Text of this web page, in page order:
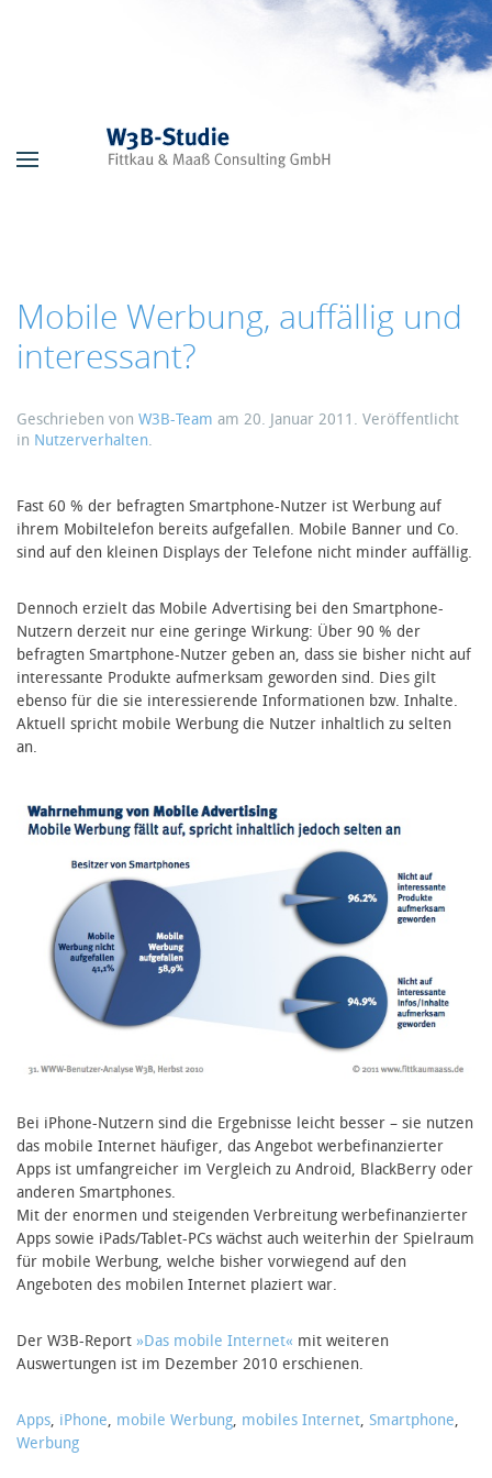
Mobile Werbung, auffällig und
interessant?
Geschrieben von W3B-Team am 20. Januar 2011 . Veröffentlicht
in Nutzerverhalten.
Fast 60 % der befragten Smartphone-Nutzer ist Werbung auf
ihrem Mobiltelefon bereits aufgefallen. Mobile Banner und Co.
sind auf den kleinen Displays der Telefone nicht minder auffällig.
Dennoch erzielt das Mobile Advertising bei den Smartphone-
Nutzern derzeit nur eine geringe Wirkung: Über 90 % der
befragten Smartphone-Nutzer geben an, dass sie bisher nicht auf
interessante Produkte aufmerksam geworden sind. Dies gilt
ebenso für die sie interessierende Informationen bzw. Inhalte.
Aktuell spricht mobile Werbung die Nutzer inhaltlich zu selten
an.
Bei iPhone-Nutzern sind die Ergebnisse leicht besser – sie nutzen
das mobile Internet häufiger, das Angebot werbefinanzierter
Apps ist umfangreicher im Vergleich zu Android, BlackBerry oder
anderen Smartphones.
Mit der enormen und steigenden Verbreitung werbefinanzierter
Apps sowie iPads/Tablet-PCs wächst auch weiterhin der Spielraum
für mobile Werbung, welche bisher vorwiegend auf den
Angeboten des mobilen Internet plaziert war.
Der W3B-Report »Das mobile Internet« mit weiteren
Auswertungen ist im Dezember 2010 erschienen.
Apps, iPhone, mobile Werbung, mobiles Internet, Smartphone,
Werbung